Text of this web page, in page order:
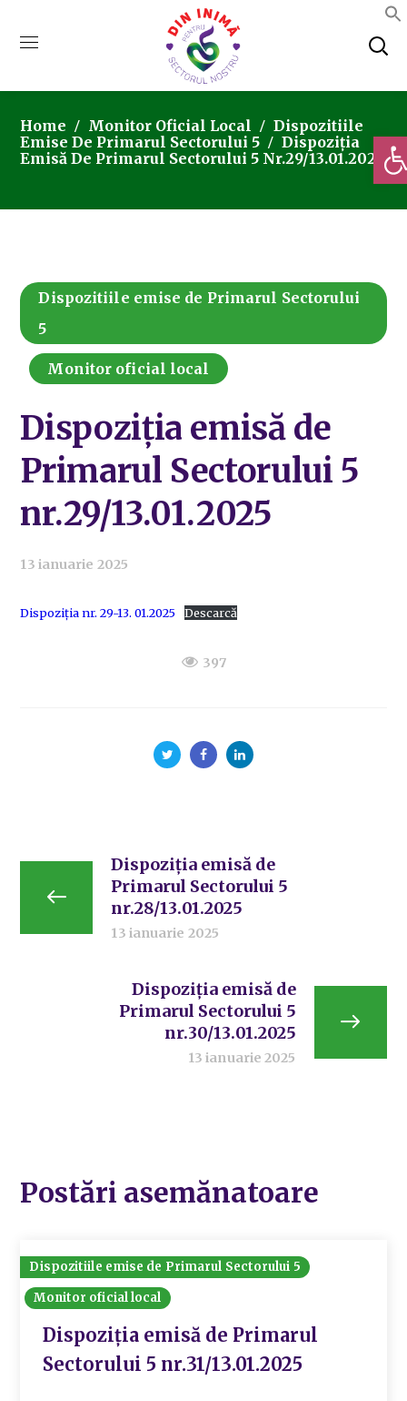
Home Monitor Oficial Local
Dispozitiile
Emise De Primarul Sectorului 5
Dispoziția
Emisă De Primarul Sectorului 5 Nr.29/13.01.2025
Dispozitiile emise de Primarul Sectorului
5
Monitor oficial local
Dispoziția emisă de
Primarul Sectorului 5
nr.29/13.01.2025
13 ianuarie 2025
Dispoziția nr. 29-13. 01.2025 Descarcă
397
Dispoziția emisă de
Primarul Sectorului 5
nr.28/13.01.2025
13 ianuarie 2025
Dispoziția emisă de
Primarul Sectorului 5
nr.30/13.01.2025
13 ianuarie 2025
Postări asemănatoare
Dispozitiile emise de Primarul Sectorului 5
Monitor oficial local
Dispoziția emisă de Primarul
Sectorului 5 nr.31/13.01.2025